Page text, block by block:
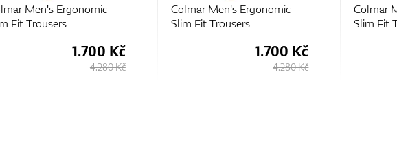
Men's Ergonomic
Fit Trousers
1.700 Kč
4.280 Kč
Colmar Men's Ergonomic
Slim Fit Trousers
1.700 Kč
4.280 Kč
Colmar
Slim Fit